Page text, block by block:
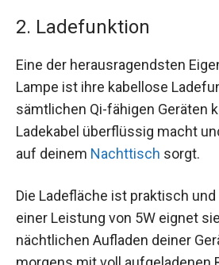
2. Ladefunktion
Eine der herausragendsten
Lampe ist ihre kabellose
sämtlichen Qi-fähigen Geräten
Ladekabel überflüssig macht
auf deinem Nachttisch sorgt.
Die Ladefläche ist praktisch
einer Leistung von 5W eignet
nächtlichen Aufladen deiner